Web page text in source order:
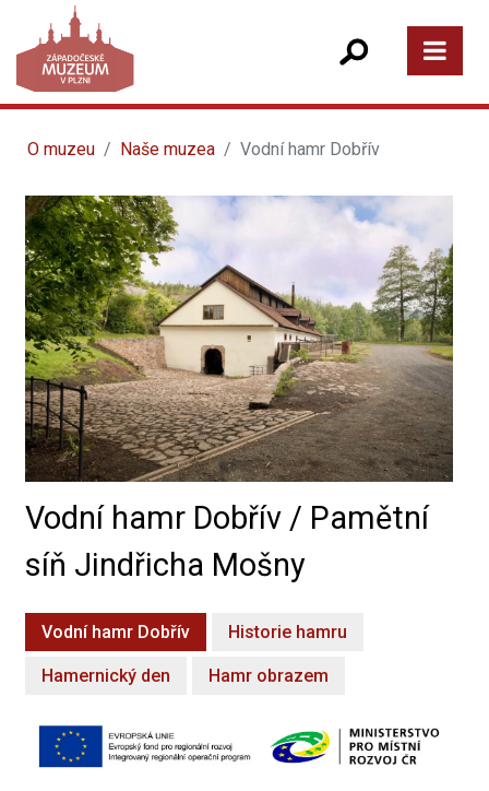
O muzeu Naše muzea Vodní hamr Dobřív
Vodní hamr Dobřív / Pamětní
síň Jindřicha Mošny
Vodní hamr Dobřív Historie hamru
Hamernický den Hamr obrazem